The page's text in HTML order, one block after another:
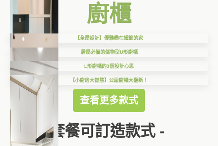
廚櫃
【全屋設計】優雅盡在細節的家
居屋必備的儲物型U形廚櫃
L形廚櫃的3個設計心思
【小廚房大智慧】公屋廚櫃大翻新！
查看更多款式
套餐可訂造款式 -